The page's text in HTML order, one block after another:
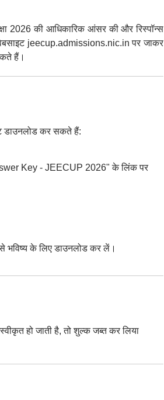
2026 की आधिकारिक आंसर की और रिस्पॉन्स
वेबसाइट jeecup.admissions.nic.in पर जाकर
हैं।
डाउनलोड कर सकते हैं:
Key - JEECUP 2026" के लिंक पर
भविष्य के लिए डाउनलोड कर लें।
हो जाती है, तो शुल्क जब्त कर लिया